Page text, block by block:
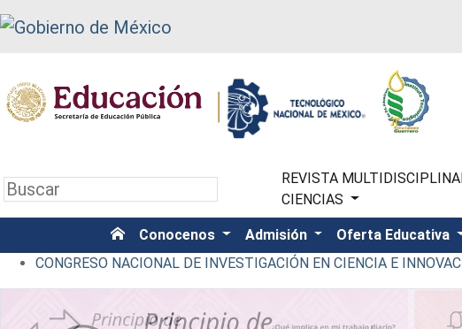
REVISTA
CIENCIAS
Conocenos Admisión Oferta Educativa
CONGRESO NACIONAL DE INVESTIGACIÓN EN CIENCIA E